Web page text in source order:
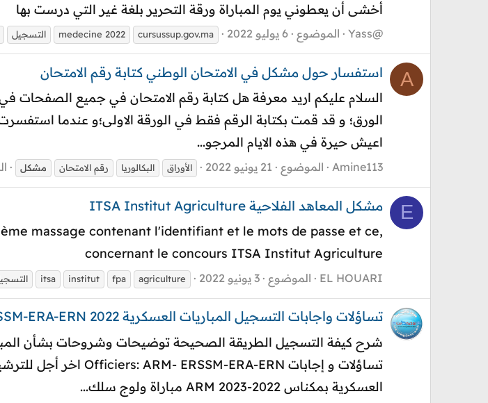
أخشى أن يعطوني يوم المباراة ورقة التحرير بلغة غير التي درست بها
Yass@ الموضوع 6 يوليو 2022 cursussup.gov.ma
medecine 2022 التسجيل
A استفسار حول مشكل في الامتحان الوطني كتابة رقم الامتحان
السلام عليكم اريد معرفة هل كتابة رقم الامتحان في جميع
الورق؛ و قد قمت بكتابة الرقم فقط في الورقة الاولى؛و عندما
اعيش حيرة في هذه الايام المرجو...
Amine113 الموضوع 21 يونيو 2022 الأوراق البكالوريا رقم الامتحان مشكل
E مشكل المعاهد الفلاحية ITSA Institut Agriculture
massage contenant l'identifiant et le mots de passe et ce,
concernant le concours ITSA Institut Agriculture
EL HOUARI الموضوع 3 يونيو 2022 agriculture
fpa
institut
itsa
تساؤلات واجابات التسجيل المباريات العسكرية Officiers ARM- ERSSM-ERA-ERN 2022
العسكرية بمكناس 2022-2023 ARM مباراة ولوج سلك...